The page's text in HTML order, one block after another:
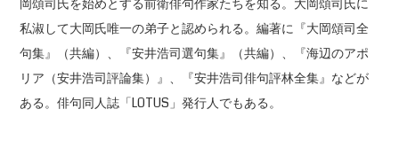
岡頌司氏を始めとする前衛俳句作家たちを知る。大岡頌司氏に
私淑して大岡氏唯一の弟子と認められる。編著に『大岡頌司全
句集』（共編）、『安井浩司選句集』（共編）、『海辺のアポ
リア（安井浩司評論集）』、『安井浩司俳句評林全集』などが
ある。俳句同人誌「LOTUS」発行人でもある。